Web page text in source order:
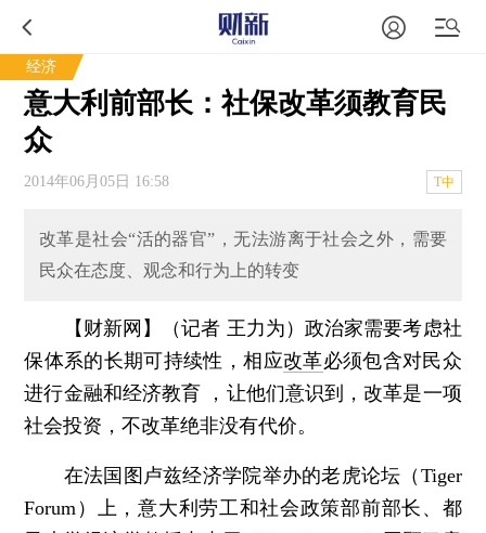
经济
意大利前部长：社保改革须教育民
众
2014年06月05日 16:58 T中
改革是社会“活的器官”，无法游离于社会之外，需要
民众在态度、观念和行为上的转变
【财新网】（记者 王力为） 政治家需要考虑社
保体系的长期可持续性，相应改革必须包含对民众
进行金融和经济教育 ，让他们意识到，改革是一项
社会投资，不改革绝非没有代价。
在法国图卢兹经济学院举办的老虎论坛（Tiger
Forum）上，意大利劳工和社会政策部前部长、都